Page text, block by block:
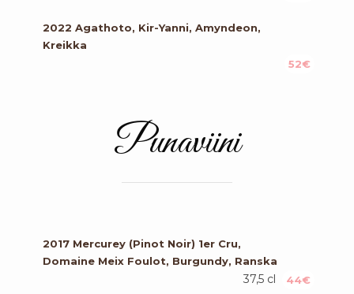
2022 Agathoto, Kir-Yanni, Amyndeon,
Kreikka
52€
Punaviini
2017 Mercurey (Pinot Noir) 1er Cru,
Domaine Meix Foulot, Burgundy, Ranska
44€
37,5 cl